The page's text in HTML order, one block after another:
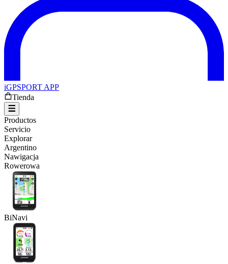
iGPSPORT APP
Tienda
Productos
Servicio
Explorar
Argentino
Nawigacja
Rowerowa
BiNavi